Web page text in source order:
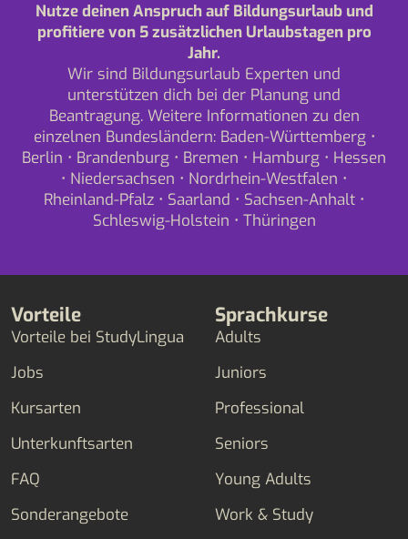
Nutze deinen Anspruch auf Bildungsurlaub und
profitiere von 5 zusätzlichen Urlaubstagen pro
Jahr.
Wir sind Bildungsurlaub Experten und
unterstützen dich bei der Planung und
Beantragung. Weitere Informationen zu den
einzelnen Bundesländern: Baden-Württemberg•
Berlin • Brandenburg • Bremen • Hamburg • Hessen
• Niedersachsen • Nordrhein-Westfalen •
Rheinland-Pfalz • Saarland • Sachsen-Anhalt •
Schleswig-Holstein • Thüringen
Vorteile
Vorteile bei StudyLingua
Jobs
Kursarten
Unterkunftsarten
FAQ
Sonderangebote
Sprachkurse
Adults
Juniors
Professional
Seniors
Young Adults
Work & Study